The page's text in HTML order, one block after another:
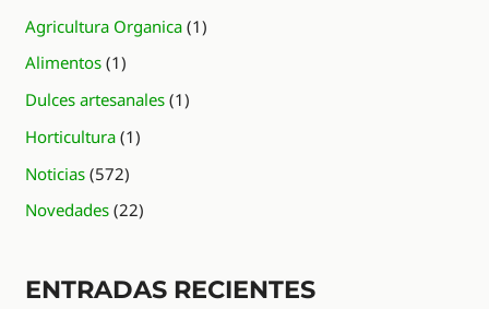
Agricultura Organica (1)
Alimentos (1)
Dulces artesanales (1)
Horticultura (1)
Noticias (572)
Novedades (22)
ENTRADAS RECIENTES